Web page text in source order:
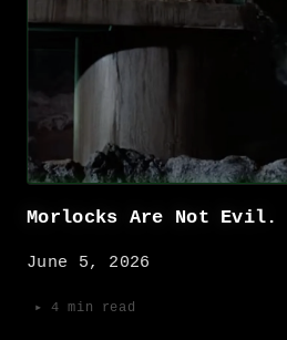
Morlocks Are Not Evil.
June 5, 2026
▸ 4 min read